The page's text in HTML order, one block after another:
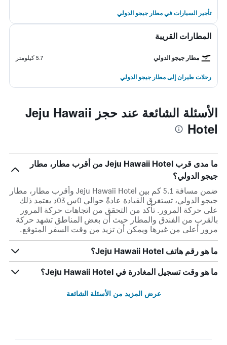
تأجير السيارات في مطار جيجو الدولي
المطارات القريبة
مطار جيجو الدولي 5.7 كيلومتر
رحلات طيران إلى مطار جيجو الدولي
الأسئلة الشائعة عند حجز Jeju Hawaii
Hotel
ما مدى قرب Jeju Hawaii Hotel من أقرب مطار، مطار
جيجو الدولي؟
ضمن مسافة 5.1 كم بين Jeju Hawaii Hotel وأقرب مطار، مطار
جيجو الدولي، تستغرق القيادة عادةً حوالي 0س 03د يعتمد ذلك
على حركة المرور. تأكد من التحقق من اتجاهات حركة المرور
بالقرب من الفندق والمطار حيث أن بعض المناطق تشهد حركة
مرور أعلى من غيرها ويمكن أن تزيد من وقت السفر المتوقع.
ما هو رقم هاتف Jeju Hawaii Hotel؟
ما هو وقت تسجيل المغادرة في Jeju Hawaii Hotel؟
عرض المزيد من الأسئلة الشائعة